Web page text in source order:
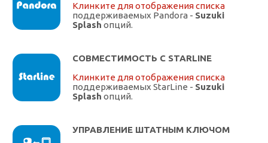
Клинките для отображения списка
поддерживаемых Pandora - Suzuki
Splash опций.
СОВМЕСТИМОСТЬ С STARLINE
Клинките для отображения списка
поддерживаемых StarLine - Suzuki
Splash опций.
УПРАВЛЕНИЕ ШТАТНЫМ КЛЮЧОМ